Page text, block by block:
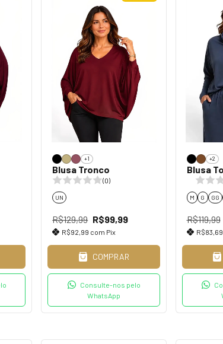
+1
Blusa Tronco
(0)
UN
R$129,99 R$99,99
R$92,99 com Pix
COMPRAR
Consulte-nos pelo
WhatsApp
+2
Blusa
M G GG
R$119,99
R$83,69